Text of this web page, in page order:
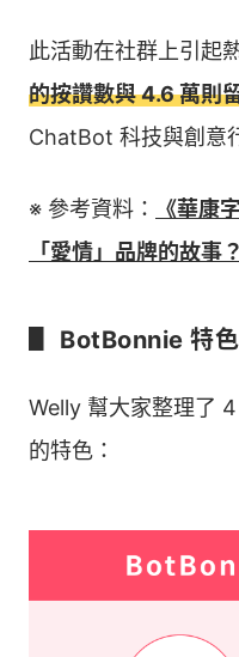
此活動在社群上引起
的按讚數與 4.6 萬則
ChatBot 科技與創意
※ 參考資料：
《華康
「愛情」品牌的故事
▋ BotBonnie 特色
Welly 幫大家整理了
的特色：